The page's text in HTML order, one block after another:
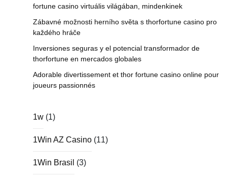
fortune casino virtuális világában, mindenkinek
Zábavné možnosti herního světa s thorfortune casino pro
každého hráče
Inversiones seguras y el potencial transformador de
thorfortune en mercados globales
Adorable divertissement et thor fortune casino online pour
joueurs passionnés
1w (1)
1Win AZ Casino (11)
1Win Brasil (3)